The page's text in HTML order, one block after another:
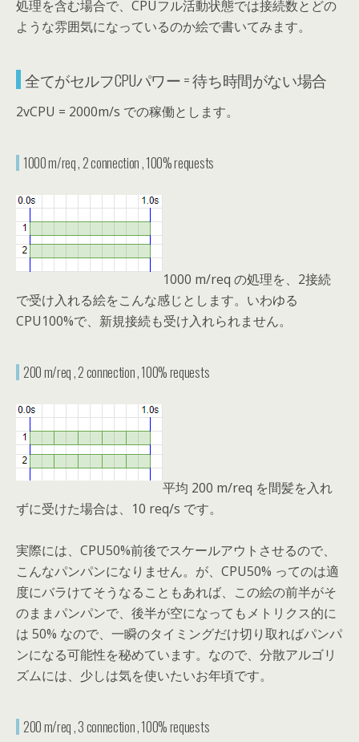
処理を含む場合で、CPUフル活動状態では接続数とどの
ような雰囲気になっているのか絵で書いてみます。
全てがセルフCPUパワー = 待ち時間がない場合
2vCPU = 2000m/s での稼働とします。
1000 m/req , 2 connection , 100% requests
1000 m/req の処理を、2接続
で受け入れる絵をこんな感じとします。いわゆる
CPU100%で、新規接続も受け入れられません。
200 m/req , 2 connection , 100% requests
平均 200 m/req を間髪を入れ
ずに受けた場合は、10 req/s です。
実際には、CPU50%前後でスケールアウトさせるので、
こんなパンパンになりません。が、CPU50% ってのは適
度にバラけてそうなることもあれば、この絵の前半がそ
のままパンパンで、後半が空になってもメトリクス的に
は 50% なので、一瞬のタイミングだけ切り取ればパンパ
ンになる可能性を秘めています。なので、分散アルゴリ
ズムには、少しは気を使いたいお年頃です。
200 m/req , 3 connection , 100% requests